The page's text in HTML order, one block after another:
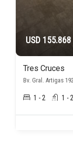
USD 155.868
Tres Cruces
Bv. Gral. Artigas
1 - 2 1 - 2